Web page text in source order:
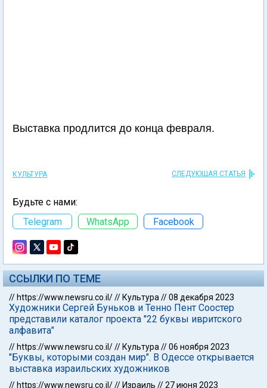
Выставка продлится до конца февраля.
КУЛЬТУРА СЛЕДУЮЩАЯ СТАТЬЯ
Будьте с нами:
Telegram
WhatsApp Facebook
ССЫЛКИ ПО ТЕМЕ
// https://www.newsru.co.il/// Культура //08 декабря 2023
Художники Сергей Буньков и Тенно Пент Соостер
представили каталог проекта "22 буквы ивритского
алфавита"
// https://www.newsru.co.il/// Культура //06 ноября 2023
"Буквы, которыми создан мир". В Одессе открывается
выставка израильских художников
// https://www.newsru.co.il/// Израиль //27 июня 2023